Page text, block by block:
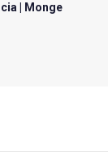
| Monge